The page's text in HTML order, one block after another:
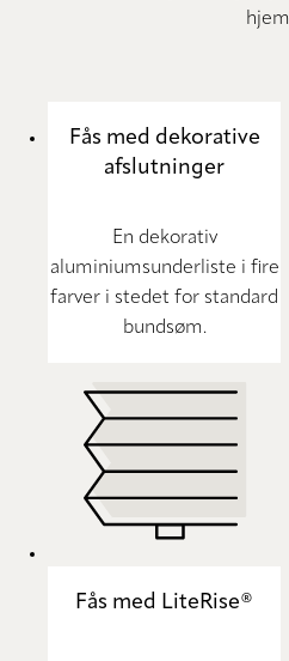
hjem
Fås med dekorative
afslutninger
En dekorativ
aluminiumsunderliste i fire
farver i stedet for standard
bundsøm.
Fås med LiteRise®